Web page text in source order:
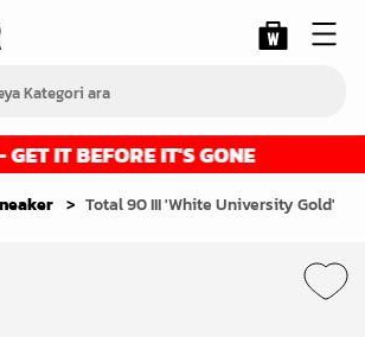
IT BEFORE IT'S GONE
Total 90 III 'White University Gold'